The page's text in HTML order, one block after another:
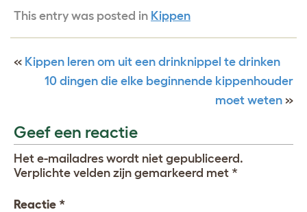
This entry was posted in Kippen
« Kippen leren om uit een drinknippel te drinken
10 dingen die elke beginnende kippenhouder
moet weten »
Geef een reactie
Het e-mailadres wordt niet gepubliceerd.
Verplichte velden zijn gemarkeerd met *
Reactie *